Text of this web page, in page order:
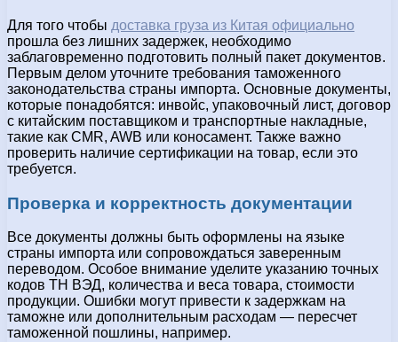
Для того чтобы доставка груза из Китая официально
прошла без лишних задержек, необходимо
заблаговременно подготовить полный пакет документов.
Первым делом уточните требования таможенного
законодательства страны импорта. Основные документы,
которые понадобятся: инвойс, упаковочный лист, договор
с китайским поставщиком и транспортные накладные,
такие как CMR, AWB или коносамент. Также важно
проверить наличие сертификации на товар, если это
требуется.
Проверка и корректность документации
Все документы должны быть оформлены на языке
страны импорта или сопровождаться заверенным
переводом. Особое внимание уделите указанию точных
кодов ТН ВЭД, количества и веса товара, стоимости
продукции. Ошибки могут привести к задержкам на
таможне или дополнительным расходам — пересчет
таможенной пошлины, например.